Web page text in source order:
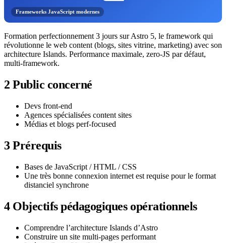
Frameworks JavaScript modernes
Formation perfectionnement 3 jours sur Astro 5, le framework qui
révolutionne le web content (blogs, sites vitrine, marketing) avec son
architecture Islands. Performance maximale, zero-JS par défaut,
multi-framework.
2 Public concerné
Devs front-end
Agences spécialisées content sites
Médias et blogs perf-focused
3Prérequis
Bases de JavaScript / HTML / CSS
Une très bonne connexion internet est requise pour le format
distanciel synchrone
4Objectifs pédagogiques opérationnels
Comprendre l’architecture Islands d’Astro
Construire un site multi-pages performant